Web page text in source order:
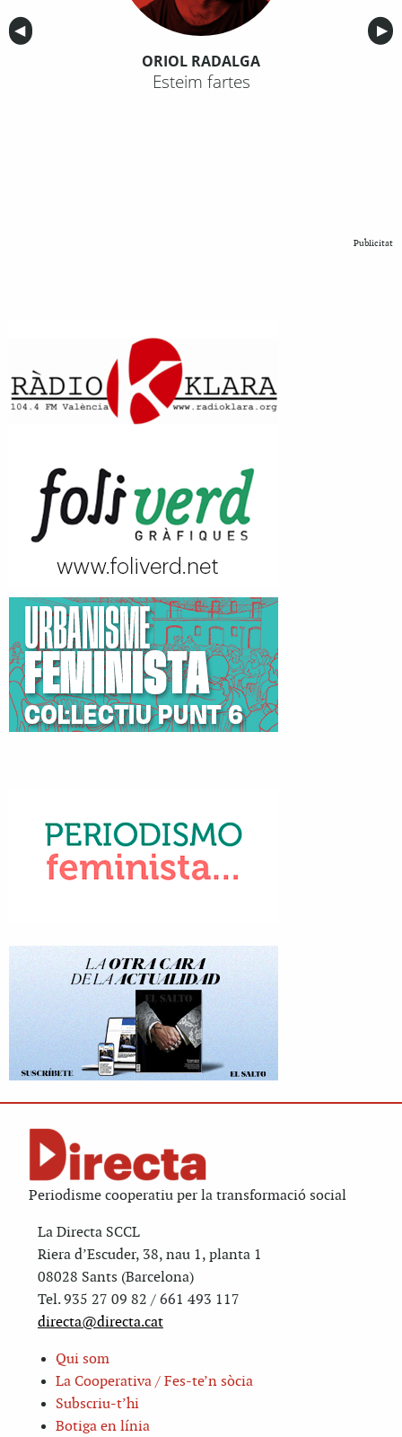
Anterior
◀︎ ▶︎
ORIOL RADALGA
Esteim fartes
Publicitat
Periodisme cooperatiu per la transformació social
La Directa SCCL
Riera d’Escuder, 38, nau 1, planta 1
08028 Sants (Barcelona)
Tel. 935 27 09 82 / 661 493 117
directa@directa.cat
Qui som
La Cooperativa / Fes-te’n sòcia
Subscriu-t’hi
Botiga en línia